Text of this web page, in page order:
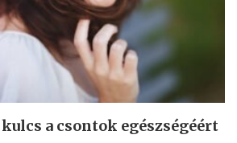
a csontok egészségéért